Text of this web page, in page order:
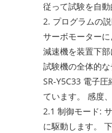
従って試験を自動
2. プログラムの
サーボモーター
減速機を装置下
試験機の全体的
SR-Y5C33 電子
ています。 感度
2.1 制御モード:
に駆動します。